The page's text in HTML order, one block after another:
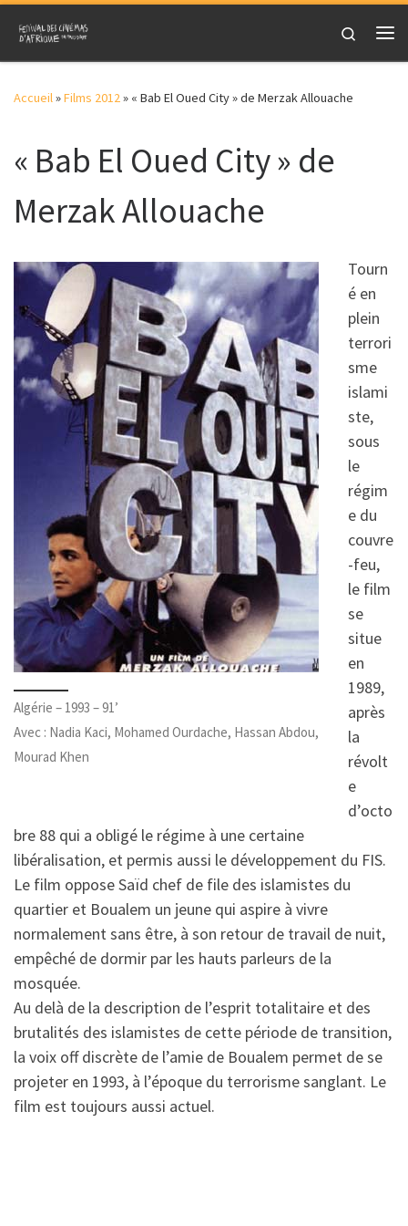
Skip to content
Search
Accueil»Films 2012» « Bab El Oued City » de Merzak Allouache
« Bab El Oued City » de
Merzak Allouache
Algérie – 1993 – 91’
Avec : Nadia Kaci, Mohamed Ourdache, Hassan Abdou,
Mourad Khen
Tourn
é en
plein
terrori
sme
islami
ste,
sous
le
régim
e du
couvre
-feu,
le film
se
situe
en
1989,
après
la
révolt
e
d’octo
bre 88 qui a obligé le régime à une certaine
libéralisation, et permis aussi le développement du FIS.
Le film oppose Saïd chef de file des islamistes du
quartier et Boualem un jeune qui aspire à vivre
normalement sans être, à son retour de travail de nuit,
empêché de dormir par les hauts parleurs de la
mosquée.
Au delà de la description de l’esprit totalitaire et des
brutalités des islamistes de cette période de transition,
la voix off discrète de l’amie de Boualem permet de se
projeter en 1993, à l’époque du terrorisme sanglant. Le
film est toujours aussi actuel.